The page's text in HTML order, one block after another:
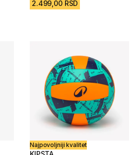
2.499,00 RSD
Najpovoljniji kvalitet